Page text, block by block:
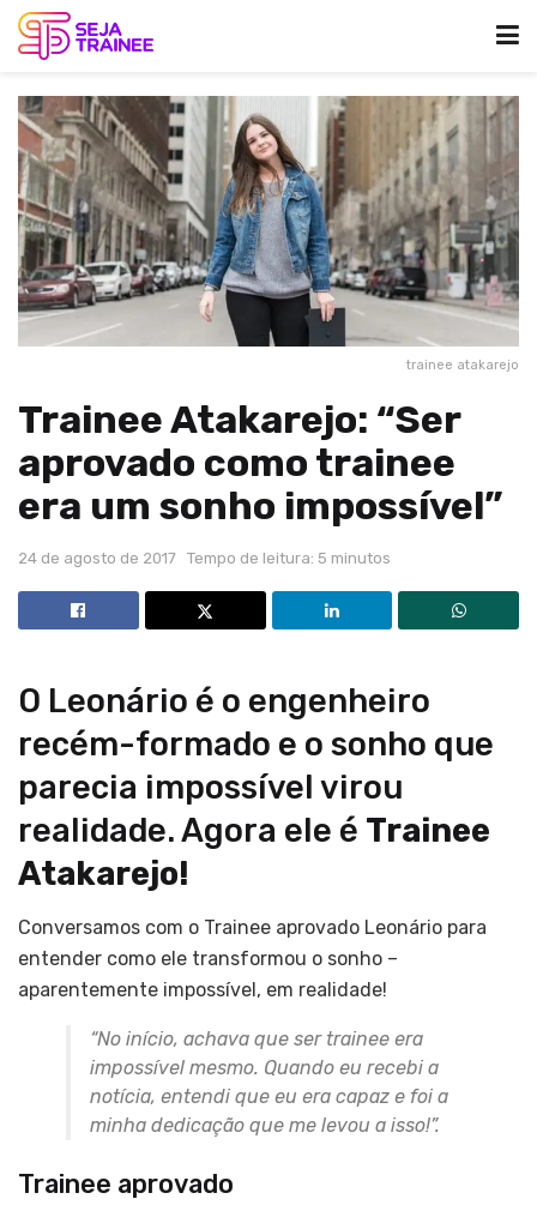
trainee atakarejo
Trainee Atakarejo: “Ser
aprovado como trainee
era um sonho impossível”
24 de agosto de 2017 Tempo de leitura: 5 minutos
O Leonário é o engenheiro
recém-formado e o sonho que
parecia impossível virou
realidade. Agora ele é Trainee
Atakarejo!
Conversamos com o Trainee aprovado Leonário para
entender como ele transformou o sonho –
aparentemente impossível, em realidade!
“No início, achava que ser trainee era
impossível mesmo. Quando eu recebi a
notícia, entendi que eu era capaz e foi a
minha dedicação que me levou a isso!”.
Trainee aprovado